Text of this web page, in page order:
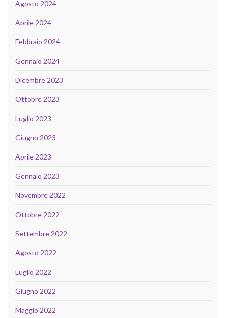
Agosto 2024
Aprile 2024
Febbraio 2024
Gennaio 2024
Dicembre 2023
Ottobre 2023
Luglio 2023
Giugno 2023
Aprile 2023
Gennaio 2023
Novembre 2022
Ottobre 2022
Settembre 2022
Agosto 2022
Luglio 2022
Giugno 2022
Maggio 2022